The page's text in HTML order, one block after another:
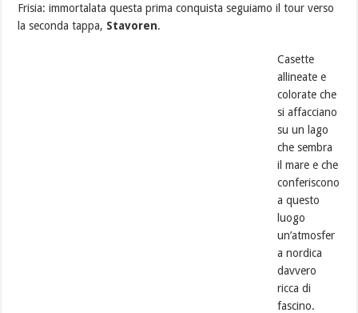
Frisia: immortalata questa prima conquista seguiamo il tour verso
la seconda tappa, Stavoren.
Casette
allineate e
colorate che
si affacciano
su un lago
che sembra
il mare e che
conferiscono
a questo
luogo
un’atmosfer
a nordica
davvero
ricca di
fascino.